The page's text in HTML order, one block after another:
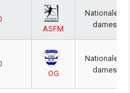
ASFM
Nationale A
dames
OG
Nationale A
dames